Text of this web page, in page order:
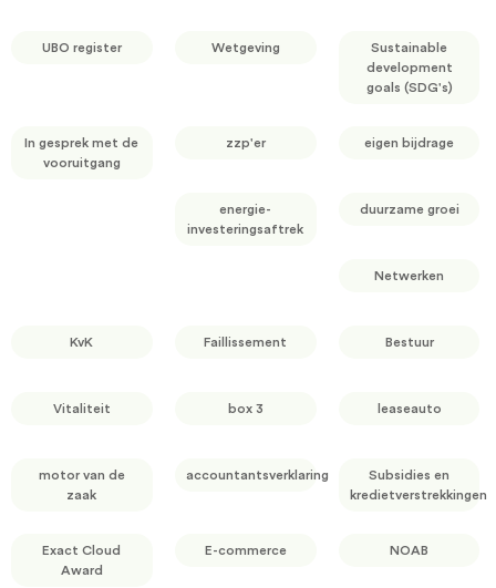
UBO register Wetgeving
Sustainable
development
goals (SDG's)
In gesprek met de
vooruitgang
zzp'er eigen bijdrage
energie-
investeringsaftrek
duurzame groei
Netwerken
KvK Faillissement Bestuur
Vitaliteit box 3 leaseauto
motor van de
zaak
accountantsverklaring
Subsidies en
kredietverstrekkingen
Exact Cloud
Award
E-commerce NOAB